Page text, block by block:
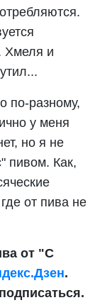
Хмеля и
по-разному,
у меня
но я не
пивом. Как,
от пива не
от "С
.